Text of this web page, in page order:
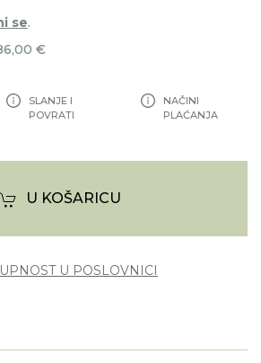
se.
€
SLANJE I
POVRATI
NAČINI
PLAĆANJA
U KOŠARICU
U POSLOVNICI